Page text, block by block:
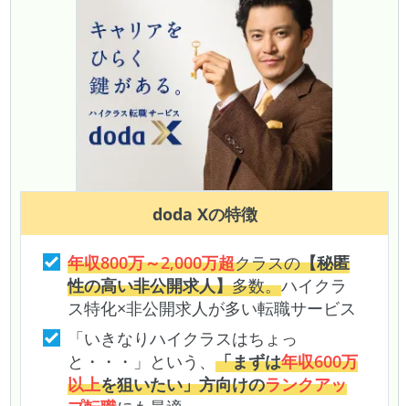
doda Xの特徴
年収800万～2,000万超クラスの【秘匿
性の高い非公開求人】多数。ハイクラ
ス特化×非公開求人が多い転職サービス
「いきなりハイクラスはちょっ
と・・・」という、「まずは年収600万
以上を狙いたい」方向けのランクアッ